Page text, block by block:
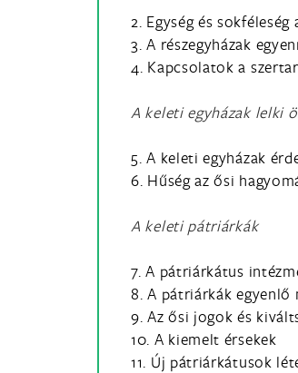
2. Egység és sokféleség
3. A részegyházak
4. Kapcsolatok a
A keleti egyházak lelki
5. A keleti egyházak
6. Hűség az ősi
A keleti pátriárkák
7. A pátriárkátus
8. A pátriárkák egyenlő
9. Az ősi jogok és
10. A kiemelt érsekek
11. Új pátriárkátusok